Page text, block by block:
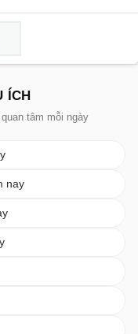
ÍCH
tâm mỗi ngày
nay